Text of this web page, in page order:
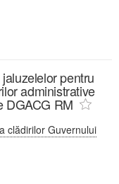
pentru
administrative
DGACG RM
clădirilor Guvernului